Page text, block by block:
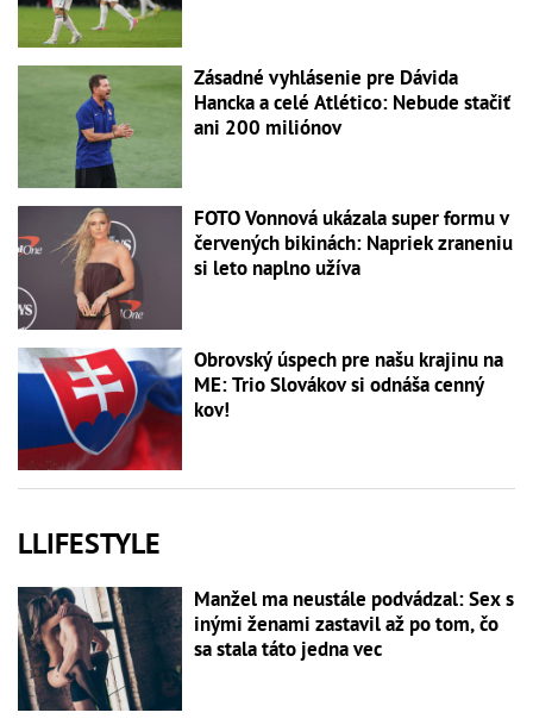
Zásadné vyhlásenie pre Dávida
Hancka a celé Atlético: Nebude stačiť
ani 200 miliónov
FOTO Vonnová ukázala super formu v
červených bikinách: Napriek zraneniu
si leto naplno užíva
Obrovský úspech pre našu krajinu na
ME: Trio Slovákov si odnáša cenný
kov!
LLIFESTYLE
Manžel ma neustále podvádzal: Sex s
inými ženami zastavil až po tom, čo
sa stala táto jedna vec